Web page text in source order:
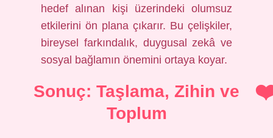
hedef alınan kişi üzerindeki olumsuz
etkilerini ön plana çıkarır. Bu çelişkiler,
bireysel farkındalık, duygusal zekâ ve
sosyal bağlamın önemini ortaya koyar.
Sonuç: Taşlama, Zihin ve
Toplum